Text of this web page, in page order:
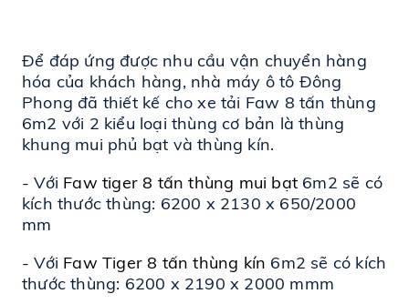
Để đáp ứng được nhu cầu vận chuyển hàng
hóa của khách hàng, nhà máy ô tô Đông
Phong đã thiết kế cho xe tải Faw 8 tấn thùng
6m2 với 2 kiểu loại thùng cơ bản là thùng
khung mui phủ bạt và thùng kín.
- Với Faw tiger 8 tấn thùng mui bạt 6m2 sẽ có
kích thước thùng: 6200 x 2130 x 650/2000
mm
- Với Faw Tiger 8 tấn thùng kín 6m2 sẽ có kích
thước thùng: 6200 x 2190 x 2000 mmm